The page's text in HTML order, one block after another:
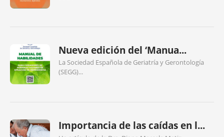
Nueva edición del ‘Manua...
La Sociedad Española de Geriatría y Gerontología
(SEGG)...
Importancia de las caídas en l...